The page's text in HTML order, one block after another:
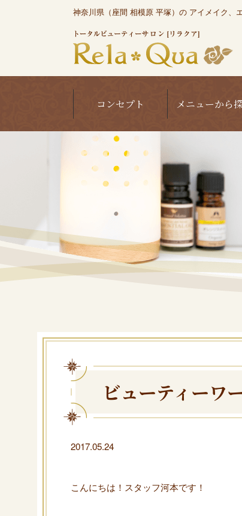
神奈川県（座間 相模原 平塚）の アイメイク、
コンセプト メニューから
ビューティーワ
2017.05.24
こんにちは！スタッフ河本です！